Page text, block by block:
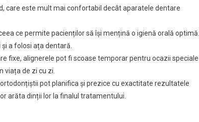
care este mult mai confortabil decât aparatele dentare
ce permite pacienților să își mențină o igienă orală optimă.
a folosi ața dentară.
fixe, alignerele pot fi scoase temporar pentru ocazii speciale
de zi cu zi.
pot planifica și prezice cu exactitate rezultatele
arăta dinții lor la finalul tratamentului.